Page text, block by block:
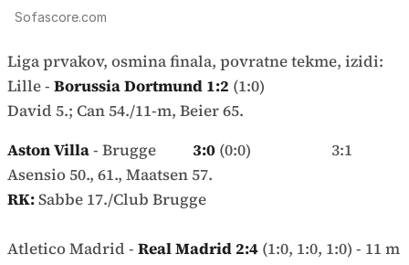
Sofascore.com
Liga prvakov, osmina finala, povratne tekme, izidi:
Lille - Borussia Dortmund 1:2 (1:0)
David 5.; Can 54./11-m, Beier 65.
Aston Villa- Brugge 3:0 (0:0) 3:1
Asensio 50., 61., Maatsen 57.
RK:Sabbe 17./Club Brugge
Atletico Madrid - Real Madrid 2:4 (1:0, 1:0, 1:0) - 11 m